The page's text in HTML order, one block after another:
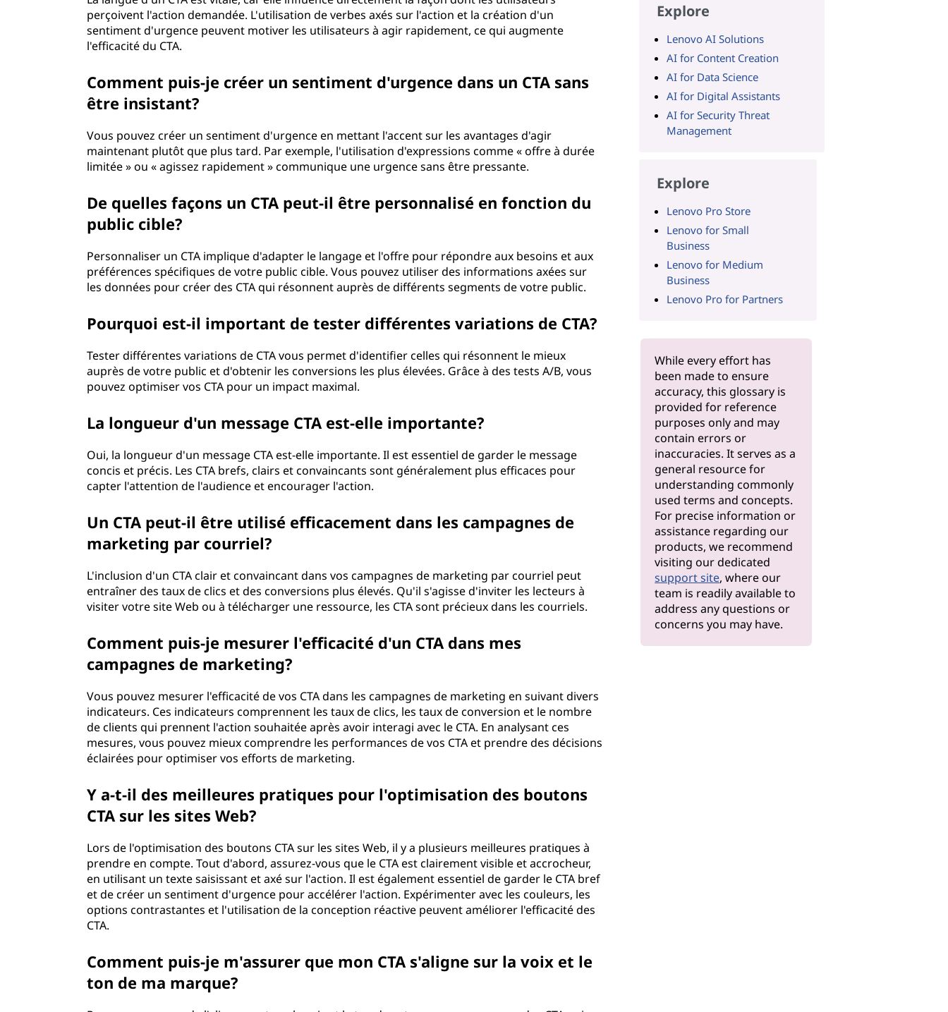
perçoivent l'action demandée. L'utilisation de verbes axés sur l'action et la création d'un
sentiment d'urgence peuvent motiver les utilisateurs à agir rapidement, ce qui augmente
l'efficacité du CTA.
Comment puis-je créer un sentiment d'urgence dans un CTA sans
être insistant?
Vous pouvez créer un sentiment d'urgence en mettant l'accent sur les avantages d'agir
maintenant plutôt que plus tard. Par exemple, l'utilisation d'expressions comme « offre à durée
limitée » ou « agissez rapidement » communique une urgence sans être pressante.
De quelles façons un CTA peut-il être personnalisé en fonction du
public cible?
Personnaliser un CTA implique d'adapter le langage et l'offre pour répondre aux besoins et aux
préférences spécifiques de votre public cible. Vous pouvez utiliser des informations axées sur
les données pour créer des CTA qui résonnent auprès de différents segments de votre public.
Pourquoi est-il important de tester différentes variations de CTA?
Tester différentes variations de CTA vous permet d'identifier celles qui résonnent le mieux
auprès de votre public et d'obtenir les conversions les plus élevées. Grâce à des tests A/B, vous
pouvez optimiser vos CTA pour un impact maximal.
La longueur d'un message CTA est-elle importante?
Oui, la longueur d'un message CTA est-elle importante. Il est essentiel de garder le message
concis et précis. Les CTA brefs, clairs et convaincants sont généralement plus efficaces pour
capter l'attention de l'audience et encourager l'action.
Un CTA peut-il être utilisé efficacement dans les campagnes de
marketing par courriel?
L'inclusion d'un CTA clair et convaincant dans vos campagnes de marketing par courriel peut
entraîner des taux de clics et des conversions plus élevés. Qu'il s'agisse d'inviter les lecteurs à
visiter votre site Web ou à télécharger une ressource, les CTA sont précieux dans les courriels.
Comment puis-je mesurer l'efficacité d'un CTA dans mes
campagnes de marketing?
Vous pouvez mesurer l'efficacité de vos CTA dans les campagnes de marketing en suivant divers
indicateurs. Ces indicateurs comprennent les taux de clics, les taux de conversion et le nombre
de clients qui prennent l'action souhaitée après avoir interagi avec le CTA. En analysant ces
mesures, vous pouvez mieux comprendre les performances de vos CTA et prendre des décisions
éclairées pour optimiser vos efforts de marketing.
Y a-t-il des meilleures pratiques pour l'optimisation des boutons
CTA sur les sites Web?
Lors de l'optimisation des boutons CTA sur les sites Web, il y a plusieurs meilleures pratiques à
prendre en compte. Tout d'abord, assurez-vous que le CTA est clairement visible et accrocheur,
en utilisant un texte saisissant et axé sur l'action. Il est également essentiel de garder le CTA bref
et de créer un sentiment d'urgence pour accélérer l'action. Expérimenter avec les couleurs, les
options contrastantes et l'utilisation de la conception réactive peuvent améliorer l'efficacité des
CTA.
Comment puis-je m'assurer que mon CTA s'aligne sur la voix et le
ton de ma marque?
Explore
Lenovo AI Solutions
AI for Content Creation
AI for Data Science
AI for Digital Assistants
AI for Security Threat
Management
Explore
Lenovo Pro Store
Lenovo for Small
Business
Lenovo for Medium
Business
Lenovo Pro for Partners
While every effort has
been made to ensure
accuracy, this glossary is
provided for reference
purposes only and may
contain errors or
inaccuracies. It serves as a
general resource for
understanding commonly
used terms and concepts.
For precise information or
assistance regarding our
products, we recommend
visiting our dedicated
support site, where our
team is readily available to
address any questions or
concerns you may have.